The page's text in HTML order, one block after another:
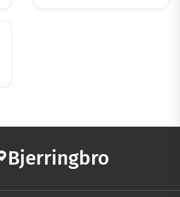
Bjerringbro